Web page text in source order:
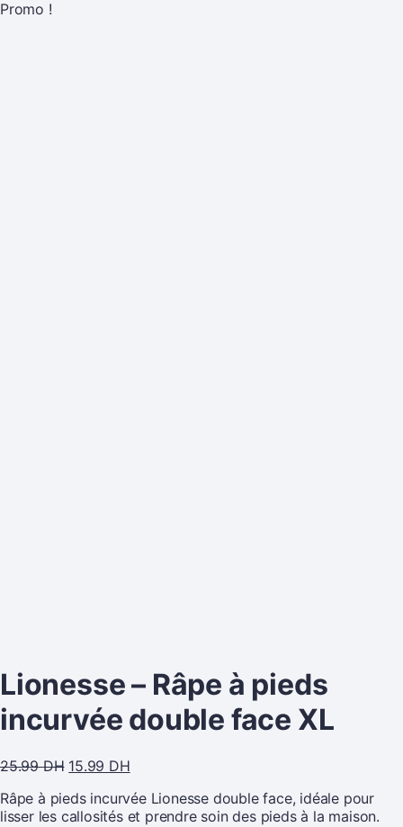
Promo !
Lionesse – Râpe à pieds
incurvée double face XL
25.99DH 15.99 DH
Râpe à pieds incurvée Lionesse double face, idéale pour
lisser les callosités et prendre soin des pieds à la maison.